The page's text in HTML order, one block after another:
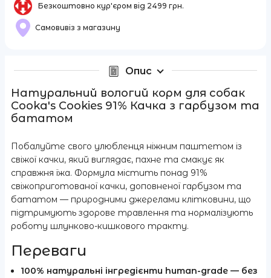
Безкоштовно кур'єром від 2499 грн.
Самовивіз з магазину
Опис
Натуральний вологий корм для собак
Cooka's Cookies 91% Качка з гарбузом та
бататом
Побалуйте свого улюбленця ніжним паштетом із
свіжої качки, який виглядає, пахне та смакує як
справжня їжа. Формула містить понад 91%
свіжоприготованої качки, доповненої гарбузом та
бататом — природними джерелами клітковини, що
підтримують здорове травлення та нормалізують
роботу шлунково-кишкового тракту.
Переваги
100% натуральні інгредієнти human-grade — без